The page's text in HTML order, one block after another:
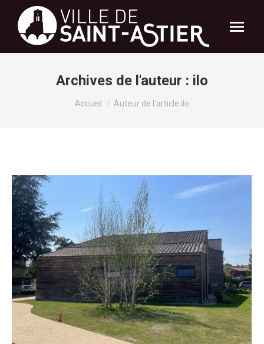
Archives de l'auteur : ilo
Vous êtes ici :
Accueil Auteur de l'article ilo